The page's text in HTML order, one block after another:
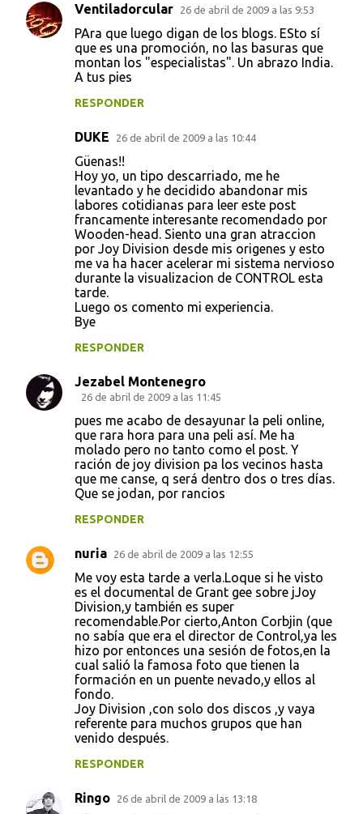
Ventiladorcular 26 de abril de 2009 a las 9:53
PAra que luego digan de los blogs. ESto sí
que es una promoción, no las basuras que
montan los "especialistas". Un abrazo India.
A tus pies
RESPONDER
DUKE 26 de abril de 2009 a las 10:44
Güenas!!
Hoy yo, un tipo descarriado, me he
levantado y he decidido abandonar mis
labores cotidianas para leer este post
francamente interesante recomendado por
Wooden-head. Siento una gran atraccion
por Joy Division desde mis origenes y esto
me va ha hacer acelerar mi sistema nervioso
durante la visualizacion de CONTROL esta
tarde.
Luego os comento mi experiencia.
Bye
RESPONDER
Jezabel Montenegro
26 de abril de 2009 a las 11:45
pues me acabo de desayunar la peli online,
que rara hora para una peli así. Me ha
molado pero no tanto como el post. Y
ración de joy division pa los vecinos hasta
que me canse, q será dentro dos o tres días.
Que se jodan, por rancios
RESPONDER
nuria 26 de abril de 2009 a las 12:55
Me voy esta tarde a verla.Loque si he visto
es el documental de Grant gee sobre jJoy
Division,y también es super
recomendable.Por cierto,Anton Corbjin (que
no sabía que era el director de Control,ya les
hizo por entonces una sesión de fotos,en la
cual salió la famosa foto que tienen la
formación en un puente nevado,y ellos al
fondo.
Joy Division ,con solo dos discos ,y vaya
referente para muchos grupos que han
venido después.
RESPONDER
Ringo 26 de abril de 2009 a las 13:18